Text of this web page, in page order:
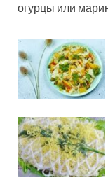
огурцы или